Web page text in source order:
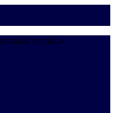
sociaux